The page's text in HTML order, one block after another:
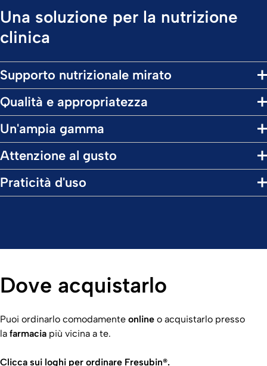
Una soluzione per la nutrizione
clinica
Supporto nutrizionale mirato
Qualità e appropriatezza
Un'ampia gamma
Attenzione al gusto
Praticità d'uso
Dove acquistarlo
Puoi ordinarlo comodamente online o acquistarlo presso
la farmacia più vicina a te.
Clicca sui loghi per ordinare Fresubin®.